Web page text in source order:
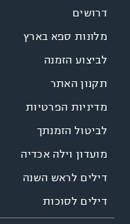
דרושים
מלונות ספא בארץ
לביצוע הזמנה
תקנון האתר
מדיניות הפרטיות
לביטול הזמנתך
מועדון וילה אכדיה
דילים לראש השנה
דילים לסוכות